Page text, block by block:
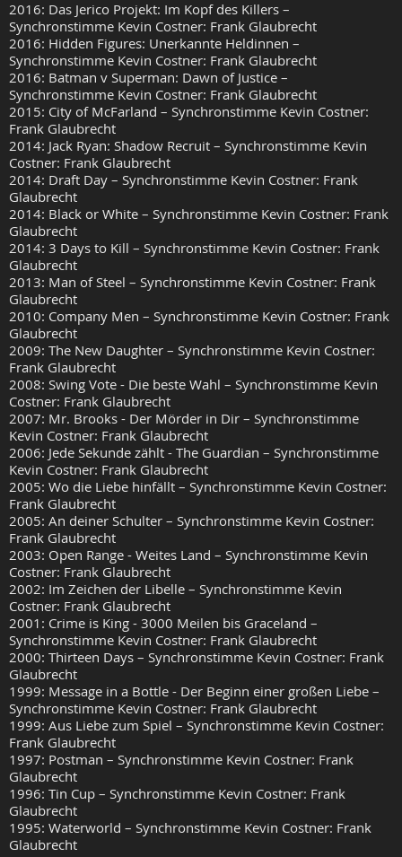
2016: Das Jerico Projekt: Im Kopf des Killers –
Synchronstimme Kevin Costner: Frank Glaubrecht
2016: Hidden Figures: Unerkannte Heldinnen –
Synchronstimme Kevin Costner: Frank Glaubrecht
2016: Batman v Superman: Dawn of Justice –
Synchronstimme Kevin Costner: Frank Glaubrecht
2015: City of McFarland – Synchronstimme Kevin Costner:
Frank Glaubrecht
2014: Jack Ryan: Shadow Recruit – Synchronstimme Kevin
Costner: Frank Glaubrecht
2014: Draft Day – Synchronstimme Kevin Costner: Frank
Glaubrecht
2014: Black or White – Synchronstimme Kevin Costner: Frank
Glaubrecht
2014: 3 Days to Kill – Synchronstimme Kevin Costner: Frank
Glaubrecht
2013: Man of Steel – Synchronstimme Kevin Costner: Frank
Glaubrecht
2010: Company Men – Synchronstimme Kevin Costner: Frank
Glaubrecht
2009: The New Daughter – Synchronstimme Kevin Costner:
Frank Glaubrecht
2008: Swing Vote - Die beste Wahl – Synchronstimme Kevin
Costner: Frank Glaubrecht
2007: Mr. Brooks - Der Mörder in Dir – Synchronstimme
Kevin Costner: Frank Glaubrecht
2006: Jede Sekunde zählt - The Guardian – Synchronstimme
Kevin Costner: Frank Glaubrecht
2005: Wo die Liebe hinfällt – Synchronstimme Kevin Costner:
Frank Glaubrecht
2005: An deiner Schulter – Synchronstimme Kevin Costner:
Frank Glaubrecht
2003: Open Range - Weites Land – Synchronstimme Kevin
Costner: Frank Glaubrecht
2002: Im Zeichen der Libelle – Synchronstimme Kevin
Costner: Frank Glaubrecht
2001: Crime is King - 3000 Meilen bis Graceland –
Synchronstimme Kevin Costner: Frank Glaubrecht
2000: Thirteen Days – Synchronstimme Kevin Costner: Frank
Glaubrecht
1999: Message in a Bottle - Der Beginn einer großen Liebe –
Synchronstimme Kevin Costner: Frank Glaubrecht
1999: Aus Liebe zum Spiel – Synchronstimme Kevin Costner:
Frank Glaubrecht
1997: Postman – Synchronstimme Kevin Costner: Frank
Glaubrecht
1996: Tin Cup – Synchronstimme Kevin Costner: Frank
Glaubrecht
1995: Waterworld – Synchronstimme Kevin Costner: Frank
Glaubrecht